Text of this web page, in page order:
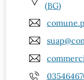
(BG)